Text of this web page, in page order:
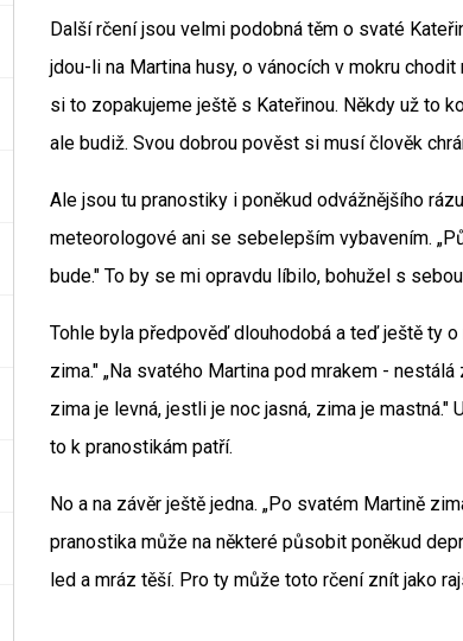
Další rčení jsou velmi podobná těm o svaté
jdou-li na Martina husy, o vánocích v mokru
si to zopakujeme ještě s Kateřinou. Někdy už to
ale budiž. Svou dobrou pověst si musí člověk
Ale jsou tu pranostiky i poněkud odvážnějšího
meteorologové ani se sebelepším vybavením.
bude." To by se mi opravdu líbilo, bohužel s
Tohle byla předpověď dlouhodobá a teď ještě ty
zima." „Na svatého Martina pod mrakem -
zima je levná, jestli je noc jasná, zima je
to k pranostikám patří.
No a na závěr ještě jedna. „Po svatém Martině
pranostika může na některé působit poněkud
led a mráz těší. Pro ty může toto rčení znít jako